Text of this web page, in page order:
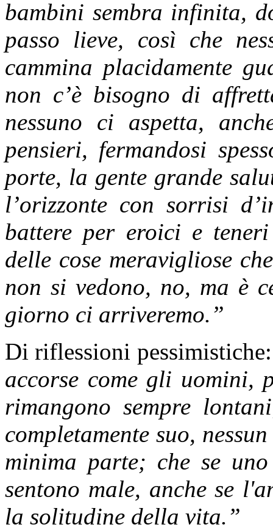
bambini sembra infinita,
passo lieve, così che
cammina placidamente
non c’è bisogno di
nessuno ci aspetta,
pensieri, fermandosi
porte, la gente grande
l’orizzonte con sorrisi
battere per eroici e
delle cose meravigliose
non si vedono, no, ma è
giorno ci arriveremo.”
Di riflessioni
accorse come gli uomini,
rimangono sempre
completamente suo,
minima parte; che se
sentono male, anche se
la solitudine della vita.”